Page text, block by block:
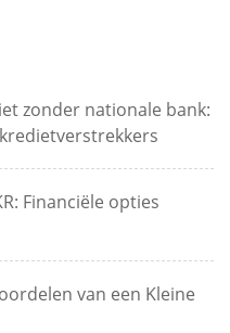
zonder nationale bank:
Financiële opties
van een Kleine